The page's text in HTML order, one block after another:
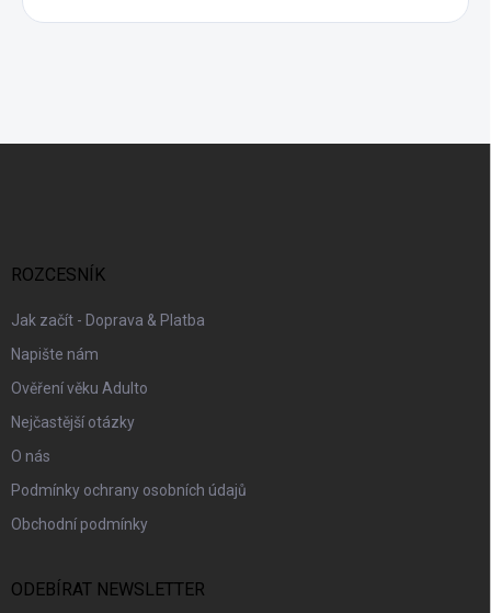
ROZCESNÍK
Jak začít - Doprava & Platba
Napište nám
Ověření věku Adulto
Nejčastější otázky
O nás
Podmínky ochrany osobních údajů
Obchodní podmínky
ODEBÍRAT NEWSLETTER